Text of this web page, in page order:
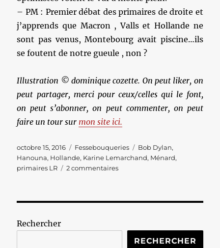
– PM : Premier débat des primaires de droite et
j’apprends que Macron , Valls et Hollande ne
sont pas venus, Montebourg avait piscine…ils
se foutent de notre gueule , non ?
Illustration © dominique cozette. On peut liker, on
peut partager, merci pour ceux/celles qui le font,
on peut s’abonner, on peut commenter, on peut
faire un tour sur mon site ici.
Publié
le
octobre 15, 2016 Catégories
Fessebouqueries Étiquettes
Bob Dylan,
Hanouna, Hollande, Karine Lemarchand, Ménard,
primaires LR
2 commentairessur
Rechercher
RECHERCHER